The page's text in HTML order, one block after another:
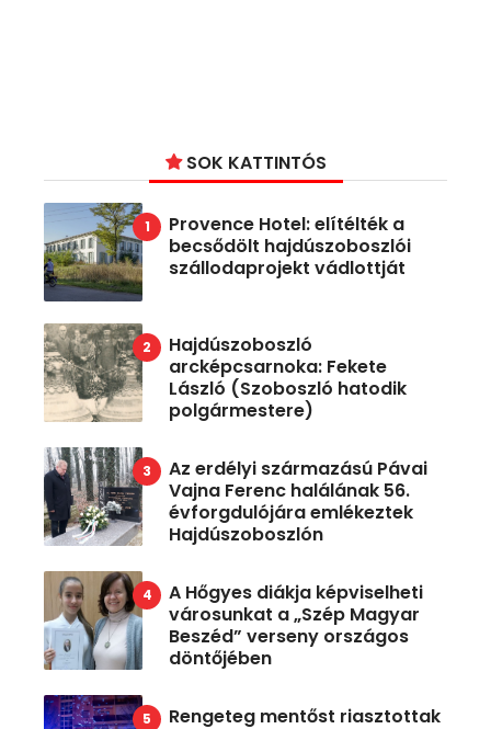
SOK KATTINTÓS
Provence Hotel: elítélték a
becsődölt hajdúszoboszlói
szállodaprojekt vádlottját
Hajdúszoboszló
arcképcsarnoka: Fekete
László (Szoboszló hatodik
polgármestere)
Az erdélyi származású Pávai
Vajna Ferenc halálának 56.
évforgdulójára emlékeztek
Hajdúszoboszlón
A Hőgyes diákja képviselheti
városunkat a „Szép Magyar
Beszéd” verseny országos
döntőjében
Rengeteg mentőst riasztottak